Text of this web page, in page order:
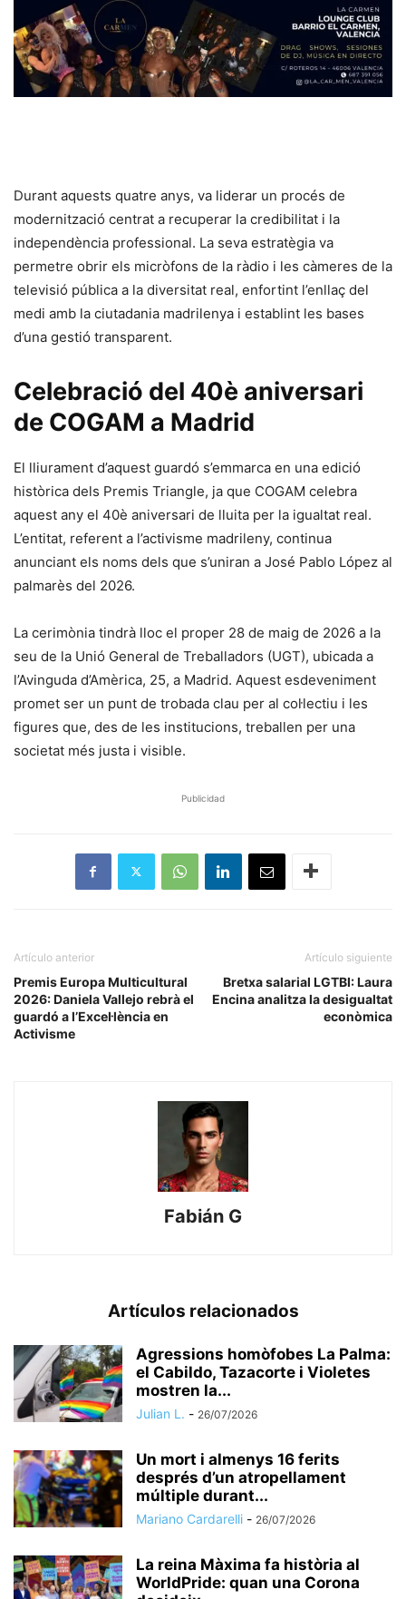
Durant aquests quatre anys, va liderar un procés de
modernització centrat a recuperar la credibilitat i la
independència professional. La seva estratègia va
permetre obrir els micròfons de la ràdio i les càmeres de la
televisió pública a la diversitat real, enfortint l’enllaç del
medi amb la ciutadania madrilenya i establint les bases
d’una gestió transparent.
Celebració del 40è aniversari
de COGAM a Madrid
El lliurament d’aquest guardó s’emmarca en una edició
històrica dels Premis Triangle, ja que COGAM celebra
aquest any el 40è aniversari de lluita per la igualtat real.
L’entitat, referent a l’activisme madrileny, continua
anunciant els noms dels que s’uniran a José Pablo López al
palmarès del 2026.
La cerimònia tindrà lloc el proper 28 de maig de 2026 a la
seu de la Unió General de Treballadors (UGT), ubicada a
l’Avinguda d’Amèrica, 25, a Madrid. Aquest esdeveniment
promet ser un punt de trobada clau per al col·lectiu i les
figures que, des de les institucions, treballen per una
societat més justa i visible.
Publicidad
Artículo anterior
​Premis Europa Multicultural
2026: Daniela Vallejo rebrà el
guardó a l’Excel·lència en
Activisme
Artículo siguiente
Bretxa salarial LGTBI: Laura
Encina analitza la desigualtat
econòmica
Fabián G
Artículos relacionados
​Agressions homòfobes La Palma:
el Cabildo, Tazacorte i Violetes
mostren la...
Julian L. - 26/07/2026
Un mort i almenys 16 ferits
després d’un atropellament
múltiple durant...
Mariano Cardarelli - 26/07/2026
La reina Màxima fa història al
WorldPride: quan una Corona